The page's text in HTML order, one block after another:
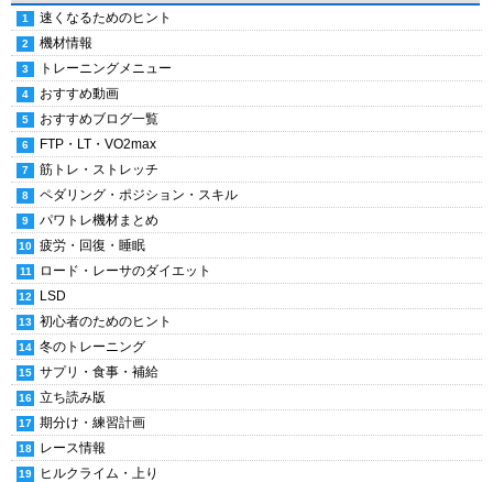
速くなるためのヒント
機材情報
トレーニングメニュー
おすすめ動画
おすすめブログ一覧
FTP・LT・VO2max
筋トレ・ストレッチ
ペダリング・ポジション・スキル
パワトレ機材まとめ
疲労・回復・睡眠
ロード・レーサのダイエット
LSD
初心者のためのヒント
冬のトレーニング
サプリ・食事・補給
立ち読み版
期分け・練習計画
レース情報
ヒルクライム・上り